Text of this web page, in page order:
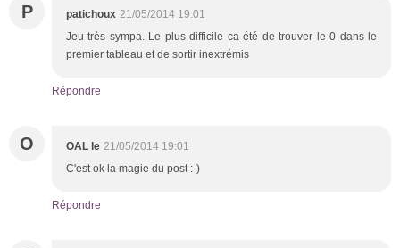
P patichoux 21/05/2014 19:01
Jeu très sympa. Le plus difficile ca été de trouver le 0 dans le
premier tableau et de sortir inextrémis
Répondre
O OAL le 21/05/2014 19:01
C'est ok la magie du post :-)
Répondre